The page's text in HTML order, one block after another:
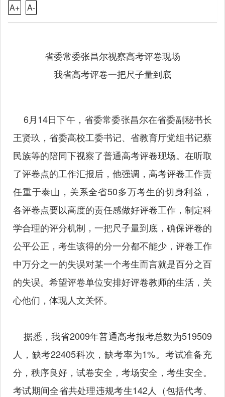
A+
A-
省委常委张昌尔视察高考评卷现场
我省高考评卷一把尺子量到底
6月14日下午，省委常委张昌尔在省委副秘书长
王贤玖，省委高校工委书记、省教育厅党组书记蔡
民族等的陪同下视察了普通高考评卷现场。在听取
了评卷点的工作汇报后，他强调，高考评卷工作责
任重于泰山，关系全省50多万考生的切身利益，
各评卷点要以高度的责任感做好评卷工作，制定科
学合理的评分机制，一把尺子量到底，确保评卷的
公平公正，考生该得的分一分都不能少，评卷工作
中万分之一的失误对某一个考生而言就是百分之百
的失误。希望评卷单位安排好评卷教师的生活，关
心他们，体现人文关怀。
据悉，我省2009年普通高考报考总数为519509
人，缺考22405科次，缺考率为1%。考试准备充
分，秩序良好，试卷安全，考场安全，考生安全。
考试期间全省共处理违规考生142人（包括代考、